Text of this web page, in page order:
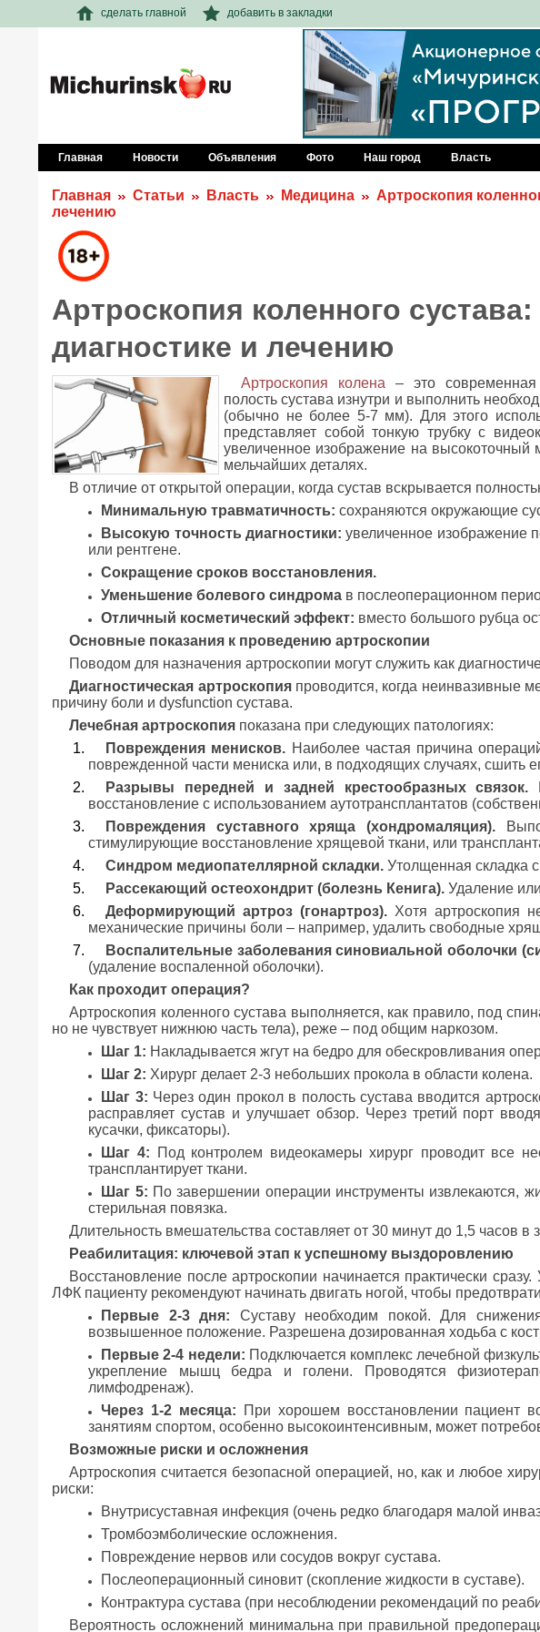
сделать главной добавить в закладки
Главная Новости Объявления Фото Наш город Власть
Главная Статьи Власть Медицина
Артроскопия
лечению
Артроскопия коленного
диагностике и лечению
Артроскопия колена – это современная
полость сустава изнутри и выполнить
(обычно не более 5-7 мм). Для этого
представляет собой тонкую трубку с
увеличенное изображение на высокоточный
мельчайших деталях.
В отличие от открытой операции, когда сустав вскрывается
Минимальную травматичность: сохраняются окружающие
Высокую точность диагностики: увеличенное изображение
или рентгене.
Сокращение сроков восстановления.
Уменьшение болевого синдрома в послеоперационном
Отличный косметический эффект: вместо большого рубца
Основные показания к проведению артроскопии
Поводом для назначения артроскопии могут служить как
Диагностическая артроскопияпроводится, когда неинвазивные
причину боли и dysfunction сустава.
Лечебная артроскопия показана при следующих патологиях:
Повреждения менисков. Наиболее частая причина
поврежденной части мениска или, в подходящих случаях, сшить
Разрывы передней и задней крестообразных связок.
восстановление с использованием аутотрансплантатов
Повреждения суставного хряща (хондромаляция).
стимулирующие восстановление хрящевой ткани, или
Синдром медиопателлярной складки. Утолщенная складка
Рассекающий остеохондрит (болезнь Кенига). Удаление
Деформирующий артроз (гонартроз). Хотя артроскопия
механические причины боли – например, удалить свободные
Воспалительные заболевания синовиальной оболочки
(удаление воспаленной оболочки).
Как проходит операция?
Артроскопия коленного сустава выполняется, как правило, под
но не чувствует нижнюю часть тела), реже – под общим наркозом.
Шаг 1: Накладывается жгут на бедро для обескровливания
Шаг 2: Хирург делает 2-3 небольших прокола в области колена.
Шаг 3: Через один прокол в полость сустава вводится
расправляет сустав и улучшает обзор. Через третий порт
кусачки, фиксаторы).
Шаг 4: Под контролем видеокамеры хирург проводит все
трансплантирует ткани.
Шаг 5: По завершении операции инструменты извлекаются,
стерильная повязка.
Длительность вмешательства составляет от 30 минут до 1,5 часов в
Реабилитация: ключевой этап к успешному выздоровлению
Восстановление после артроскопии начинается практически
ЛФК пациенту рекомендуют начинать двигать ногой, чтобы
Первые 2-3 дня: Суставу необходим покой. Для
возвышенное положение. Разрешена дозированная ходьба с
Первые 2-4 недели: Подключается комплекс лечебной
укрепление мышц бедра и голени. Проводятся
лимфодренаж).
Через 1-2 месяца: При хорошем восстановлении пациент
занятиям спортом, особенно высокоинтенсивным, может
Возможные риски и осложнения
Артроскопия считается безопасной операцией, но, как и любое
риски:
Внутрисуставная инфекция (очень редко благодаря малой
Тромбоэмболические осложнения.
Повреждение нервов или сосудов вокруг сустава.
Послеоперационный синовит (скопление жидкости в суставе).
Контрактура сустава (при несоблюдении рекомендаций по
Вероятность осложнений минимальна при правильной